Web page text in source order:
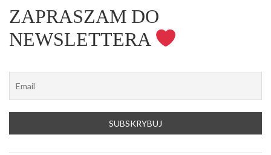
ZAPRASZAM DO
NEWSLETTERA